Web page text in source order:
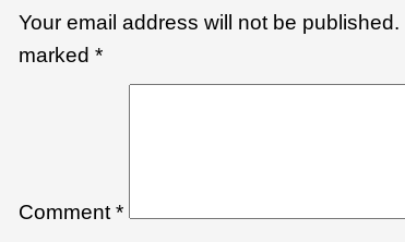
Your email address will not be published.
marked *
Comment *